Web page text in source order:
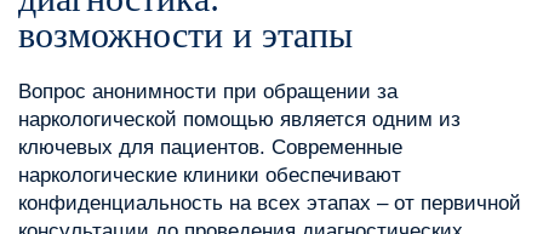
возможности и этапы
Вопрос анонимности при обращении за
наркологической помощью является одним из
ключевых для пациентов. Современные
наркологические клиники обеспечивают
конфиденциальность на всех этапах – от первичной